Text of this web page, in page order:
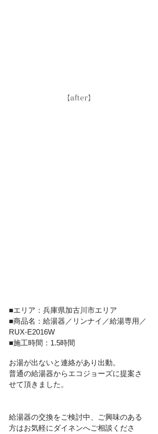
【after】
■エリア：兵庫県加古川市エリア
■商品名： 給湯器／リンナイ／給湯専用／
RUX-E2016W
■施工時間 ：1.5時間
お湯が出ないと連絡があり出動。
普通の給湯器からエコジョーズに提案さ
せて頂きました。
給湯器の交換をご検討中、ご興味のある
方はお気軽にダイネンへご相談くださ